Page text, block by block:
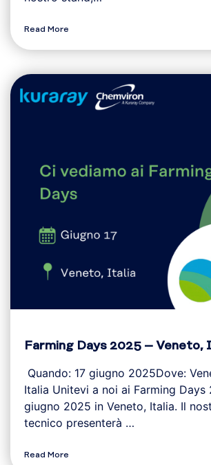
Read More
Farming Days 2025 – Veneto,
Quando: 17 giugno 2025Dove:
Italia Unitevi a noi ai Farming Days
giugno 2025 in Veneto, Italia. Il
tecnico presenterà …
Read More